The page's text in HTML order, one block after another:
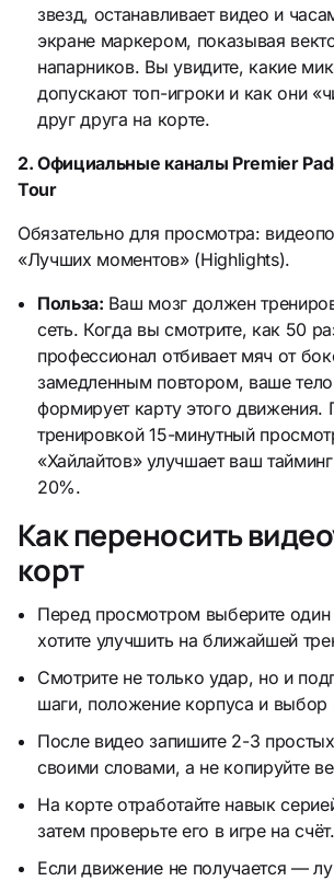
звезд, останавливает видео и
экране маркером, показывая
напарников. Вы увидите, какие
допускают топ-игроки и как они
друг друга на корте.
2. Официальные каналы Premier
Tour
Обязательно для просмотра:
«Лучших моментов» (Highlights).
Польза: Ваш мозг должен
сеть. Когда вы смотрите, как 50
профессионал отбивает мяч от
замедленным повтором, ваше тело
формирует карту этого движения.
тренировкой 15-минутный
«Хайлайтов» улучшает ваш
20%.
Как переносить
корт
Перед просмотром выберите
хотите улучшить на ближайшей
Смотрите не только удар, но и
шаги, положение корпуса и выбор
После видео запишите 2-3
своими словами, а не копируйте
На корте отработайте навык
затем проверьте его в игре на счёт.
Если движение не получается —